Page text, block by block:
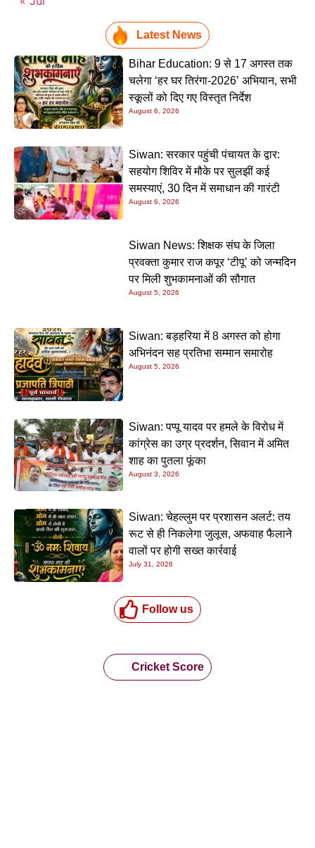
Latest News
Bihar Education: 9 से 17 अगस्त तक
चलेगा ‘हर घर तिरंगा-2026’ अभियान, सभी
स्कूलों को दिए गए विस्तृत निर्देश
August 6, 2026
Siwan: सरकार पहुंची पंचायत के द्वार:
सहयोग शिविर में मौके पर सुलझीं कई
समस्याएं, 30 दिन में समाधान की गारंटी
August 6, 2026
Siwan News: शिक्षक संघ के जिला
प्रवक्ता कुमार राज कपूर ‘टीपू’ को जन्मदिन
पर मिली शुभकामनाओं की सौगात
August 5, 2026
Siwan: बड़हरिया में 8 अगस्त को होगा
अभिनंदन सह प्रतिभा सम्मान समारोह
August 5, 2026
Siwan: पप्पू यादव पर हमले के विरोध में
कांग्रेस का उग्र प्रदर्शन, सिवान में अमित
शाह का पुतला फूंका
August 3, 2026
Siwan: चेहल्लुम पर प्रशासन अलर्ट: तय
रूट से ही निकलेगा जुलूस, अफवाह फैलाने
वालों पर होगी सख्त कार्रवाई
July 31, 2026
Follow us
Cricket Score